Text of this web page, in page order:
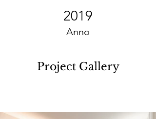
2019
Anno
Project Gallery